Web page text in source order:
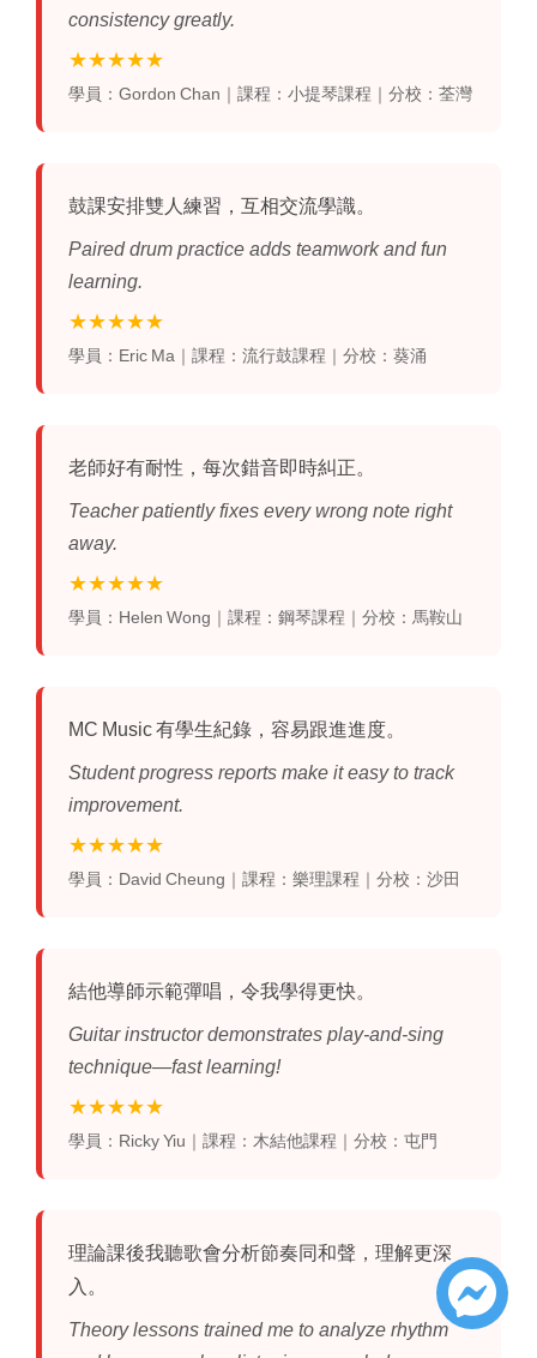
consistency greatly.
★★★★★
學員：Gordon Chan｜課程：小提琴課程｜分校：荃灣
鼓課安排雙人練習，互相交流學識。
Paired drum practice adds teamwork and fun
learning.
★★★★★
學員：Eric Ma｜課程：流行鼓課程｜分校：葵涌
老師好有耐性，每次錯音即時糾正。
Teacher patiently fixes every wrong note right
away.
★★★★★
學員：Helen Wong｜課程：鋼琴課程｜分校：馬鞍山
MC Music 有學生紀錄，容易跟進進度。
Student progress reports make it easy to track
improvement.
★★★★★
學員：David Cheung｜課程：樂理課程｜分校：沙田
結他導師示範彈唱，令我學得更快。
Guitar instructor demonstrates play‑and‑sing
technique—fast learning!
★★★★★
學員：Ricky Yiu｜課程：木結他課程｜分校：屯門
理論課後我聽歌會分析節奏同和聲，理解更深
入。
Theory lessons trained me to analyze rhythm